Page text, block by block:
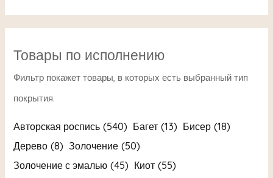
Товары по исполнению
Авторская роспись (540) Багет (13) Бисер (18)
Дерево (8) Золочение (50)
Золочение с эмалью (45) Киот (55)